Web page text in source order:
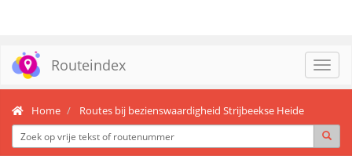
Routeindex
Home Routes bij bezienswaardigheid Strijbeekse Heide